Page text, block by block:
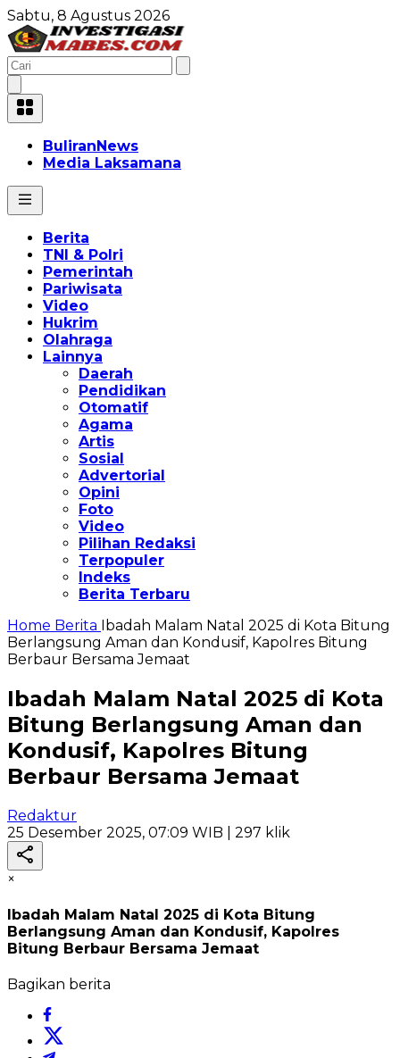
Sabtu, 8 Agustus 2026
BuliranNews
Media Laksamana
Berita
TNI & Polri
Pemerintah
Pariwisata
Video
Hukrim
Olahraga
Lainnya
Daerah
Pendidikan
Otomatif
Agama
Artis
Sosial
Advertorial
Opini
Foto
Video
Pilihan Redaksi
Terpopuler
Indeks
Berita Terbaru
Home Berita Ibadah Malam Natal 2025 di Kota Bitung
Berlangsung Aman dan Kondusif, Kapolres Bitung
Berbaur Bersama Jemaat
Ibadah Malam Natal 2025 di Kota
Bitung Berlangsung Aman dan
Kondusif, Kapolres Bitung
Berbaur Bersama Jemaat
Redaktur
25 Desember 2025, 07:09 WIB | 297 klik
×
Ibadah Malam Natal 2025 di Kota Bitung
Berlangsung Aman dan Kondusif, Kapolres
Bitung Berbaur Bersama Jemaat
Bagikan berita